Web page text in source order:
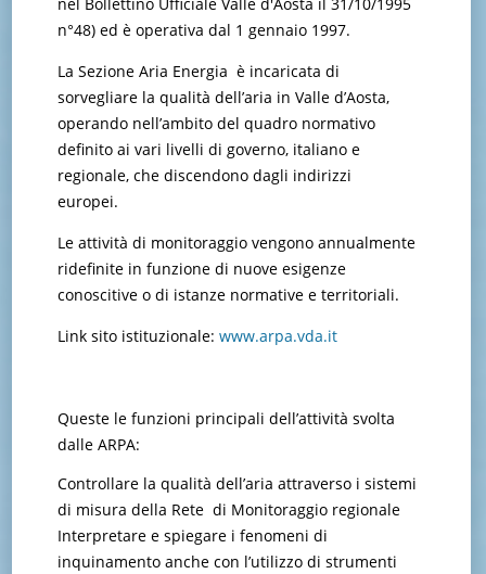
n°48) ed è operativa dal 1 gennaio 1997.
La Sezione Aria Energia è incaricata di
sorvegliare la qualità dell’aria in Valle d’Aosta,
operando nell’ambito del quadro normativo
definito ai vari livelli di governo, italiano e
regionale, che discendono dagli indirizzi
europei.
Le attività di monitoraggio vengono annualmente
ridefinite in funzione di nuove esigenze
conoscitive o di istanze normative e territoriali.
Link sito istituzionale:www.arpa.vda.it
Queste le funzioni principali dell’attività svolta
dalle ARPA:
Controllare la qualità dell’aria attraverso i sistemi
di misura della Rete di Monitoraggio regionale
Interpretare e spiegare i fenomeni di
inquinamento anche con l’utilizzo di strumenti